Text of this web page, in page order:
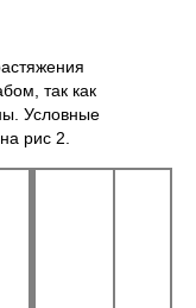
так как
Условные
рис 2.